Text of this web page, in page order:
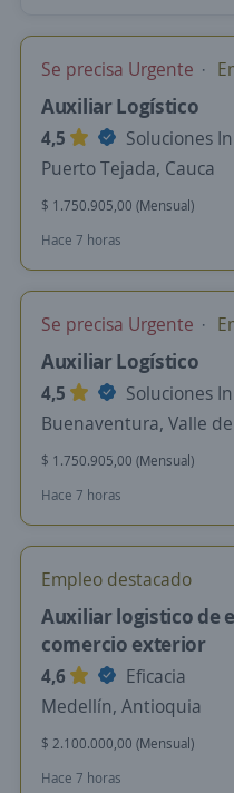
Se precisa Urgente
Auxiliar Logístico
4,5
Soluciones
Puerto Tejada, Cauca
$ 1.750.905,00 (Mensual)
Hace 7 horas
Se precisa Urgente
Auxiliar Logístico
4,5
Soluciones
Buenaventura, Valle
$ 1.750.905,00 (Mensual)
Hace 7 horas
Empleo destacado
Auxiliar logistico de
comercio exterior
4,6
Eficacia
Medellín, Antioquia
$ 2.100.000,00 (Mensual)
Hace 7 horas